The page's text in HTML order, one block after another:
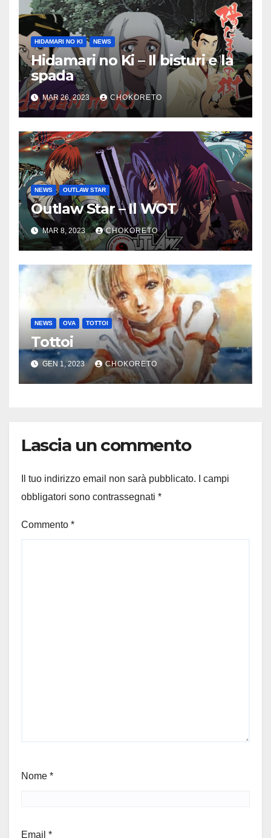
HIDAMARI NO KI NEWS
Hidamari no Ki – Il bisturi e la
spada
MAR 26, 2023 CHOKORETO
NEWS OUTLAW STAR
Outlaw Star – Il WOT
MAR 8, 2023 CHOKORETO
NEWS OVA TOTTOI
Tottoi
GEN 1, 2023 CHOKORETO
Lascia un commento
Il tuo indirizzo email non sarà pubblicato.
I campi
obbligatori sono contrassegnati *
Commento *
Nome *
Email *